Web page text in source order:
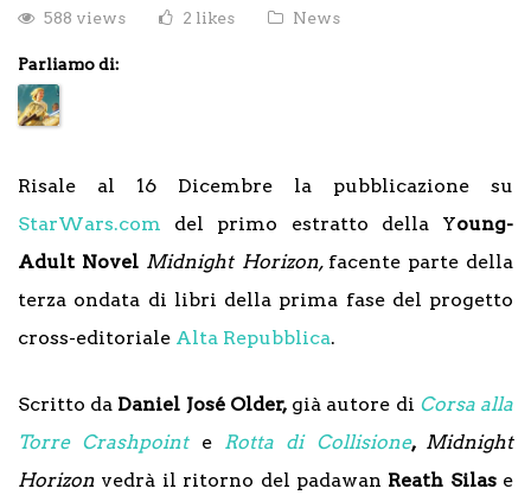
588 views
2 likes News
Parliamo di:
Risale al 16 Dicembre la pubblicazione su
StarWars.com del primo estratto della Young-
Adult Novel Midnight Horizon, facente parte della
terza ondata di libri della prima fase del progetto
cross-editoriale Alta Repubblica.
Scritto da Daniel José Older,già autore di Corsa alla
Torre Crashpointe Rotta di Collisione, Midnight
Horizon vedrà il ritorno del padawan Reath Silase